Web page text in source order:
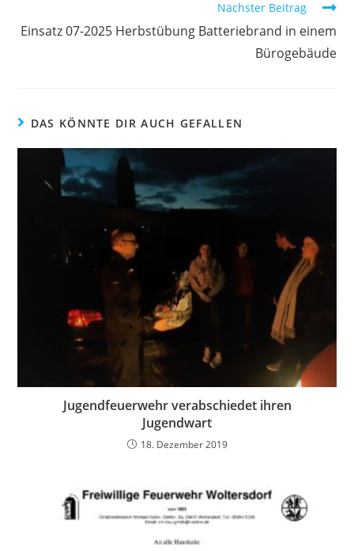
Nächster Beitrag
Einsatz 07-2025 Herbstübung Batteriebrand in einem
Bürogebäude
DAS KÖNNTE DIR AUCH GEFALLEN
Jugendfeuerwehr verabschiedet ihren
Jugendwart
18. Dezember 2019